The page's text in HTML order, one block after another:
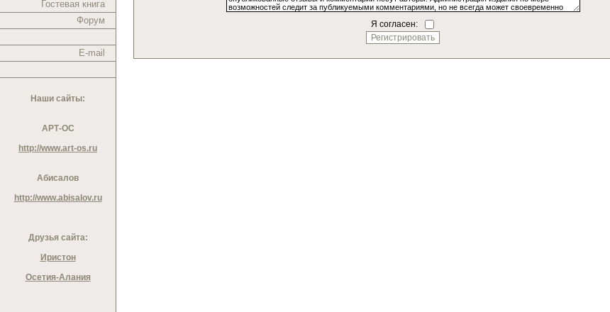
Гостевая книга
Форум
E-mail
Наши сайты:
АРТ-ОС
http://www.art-os.ru
Абисалов
http://www.abisalov.ru
Друзья сайта:
Иристон
Осетия-Алания
Я согласен: